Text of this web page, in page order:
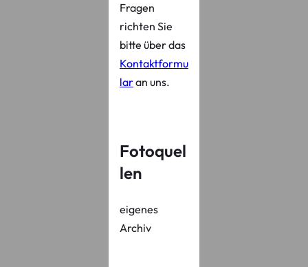
Fragen
richten Sie
bitte über das
Kontaktformu
laran uns.
Fotoquel
len
eigenes
Archiv